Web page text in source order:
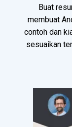
Buat
membuat
contoh dan
sesuaikan